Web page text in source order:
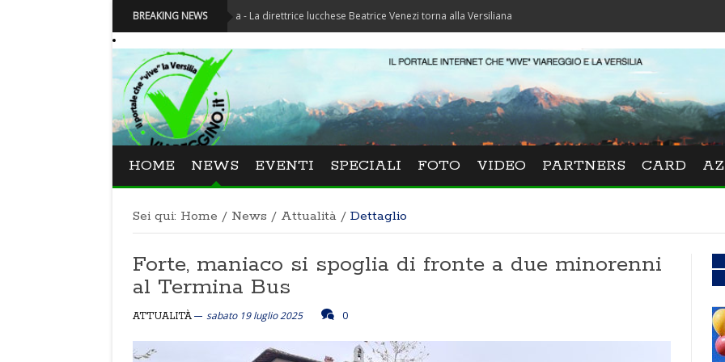
BREAKING NEWS
Festival La Versiliana - La direttrice lucchese Beatrice Venezi torna alla Versiliana
HOME NEWS EVENTI SPECIALI FOTO VIDEO PARTNERS CARD
Sei qui: Home / News / Attualità / Dettaglio
Forte, maniaco si spoglia di fronte a due minorenni
al Termina Bus
ATTUALITÀ sabato 19 luglio 2025 0